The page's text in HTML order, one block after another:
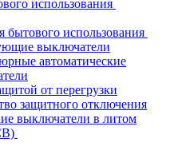
использования
бытового использования
выключатели
автоматические
от перегрузки
защитного отключения
выключатели в литом